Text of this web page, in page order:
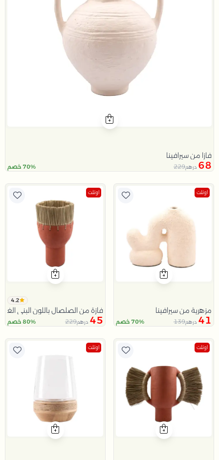
فازا من سيرافينا
68 درهم229 70% خصم
اوتلت
مزهرية من سيرافينا
41 درهم139 70% خصم
اوتلت
4.2
فازة من الصلصال باللون البني
45 درهم229 80% خصم
اوتلت اوتلت